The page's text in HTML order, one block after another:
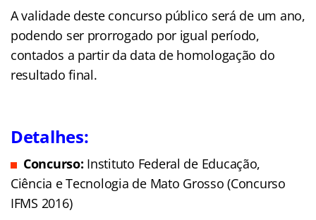
A validade deste concurso público será de um ano,
podendo ser prorrogado por igual período,
contados a partir da data de homologação do
resultado final.
Detalhes:
Concurso: Instituto Federal de Educação,
Ciência e Tecnologia de Mato Grosso (Concurso
IFMS 2016)